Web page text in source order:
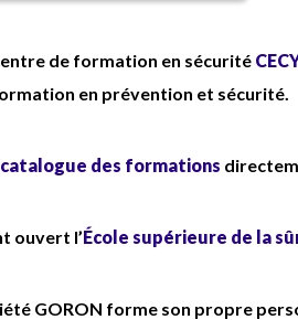
de formation en sécurité
en prévention et sécurité.
catalogue des formations
ouvert l’École supérieure de la
GORON forme son propre